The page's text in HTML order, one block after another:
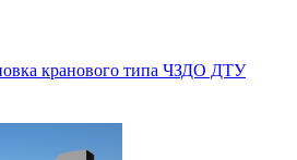
кранового типа ЧЗДО ДТУ